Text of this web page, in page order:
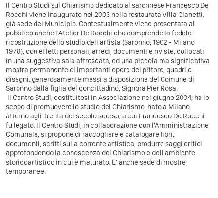
Il Centro Studi sul Chiarismo dedicato al saronnese Francesco De
Rocchi viene inaugurato nel 2003 nella restaurata Villa Gianetti,
già sede del Municipio. Contestualmente viene presentata al
pubblico anche l'Atelier De Rocchi che comprende la fedele
ricostruzione dello studio dell'artista (Saronno, 1902 - Milano
1978), con effetti personali, arredi, documenti e riviste, collocati
in una suggestiva sala affrescata, ed una piccola ma significativa
mostra permanente di importanti opere del pittore, quadri e
disegni, generosamente messi a disposizione del Comune di
Saronno dalla figlia del concittadino, Signora Pier Rosa.
Il Centro Studi, costituitosi in Associazione nel giugno 2004, ha lo
scopo di promuovere lo studio del Chiarismo, nato a Milano
attorno agli Trenta del secolo scorso, a cui Francesco De Rocchi
fu legato. Il Centro Studi, in collaborazione con l'Amministrazione
Comunale, si propone di raccogliere e catalogare libri,
documenti, scritti sulla corrente artistica, produrre saggi critici
approfondendo la conoscenza del Chiarismo e dell'ambiente
storicoartistico in cui è maturato. E' anche sede di mostre
temporanee.